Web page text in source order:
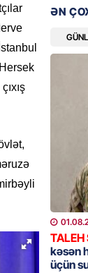
MANŞET
Rusiya
ÖZƏL
ƏN
TALEH
kəsən
üçün